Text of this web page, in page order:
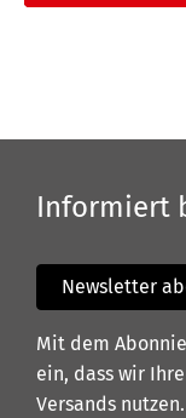
Informiert
Newsletter
Mit dem
ein, dass wir
Versands